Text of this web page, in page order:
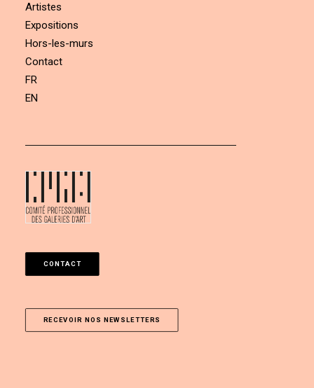
Artistes
Expositions
Hors-les-murs
Contact
FR
EN
CONTACT
RECEVOIR NOS NEWSLETTERS